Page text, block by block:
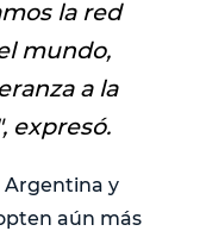
la red
mundo,
a la
expresó.
Argentina y
aún más